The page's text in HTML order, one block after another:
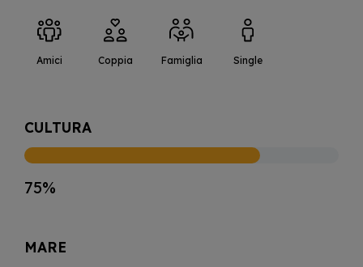
Amici Coppia Famiglia Single
CULTURA
75%
MARE